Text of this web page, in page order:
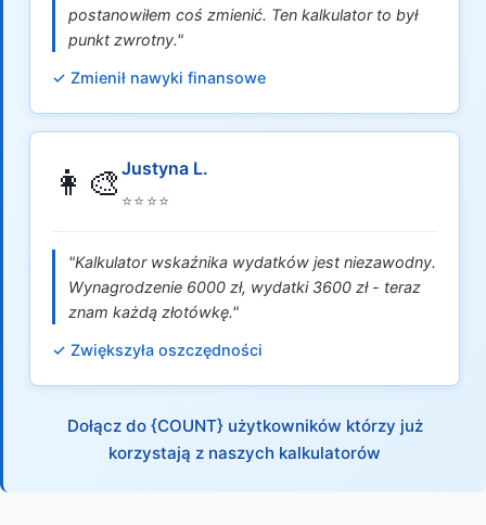
postanowiłem coś zmienić. Ten kalkulator to był
punkt zwrotny."
✓ Zmienił nawyki finansowe
👩‍🎨 Justyna L.
⭐⭐⭐⭐
"Kalkulator wskaźnika wydatków jest niezawodny.
Wynagrodzenie 6000 zł, wydatki 3600 zł - teraz
znam każdą złotówkę."
✓ Zwiększyła oszczędności
Dołącz do {COUNT} użytkowników którzy już
korzystają z naszych kalkulatorów